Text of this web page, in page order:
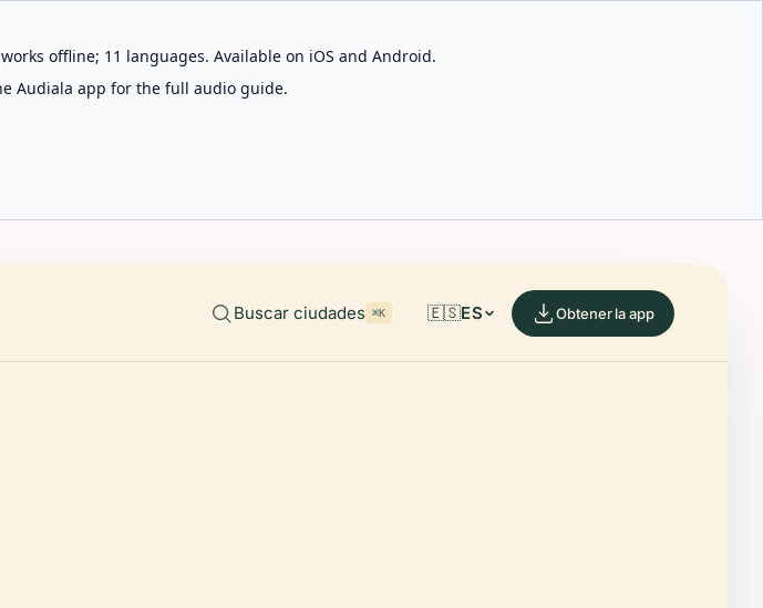
offline; 11 languages. Available on iOS and Android.
Audiala app for the full audio guide.
Buscar ciudades ⌘K 🇪🇸ES Obtener la app